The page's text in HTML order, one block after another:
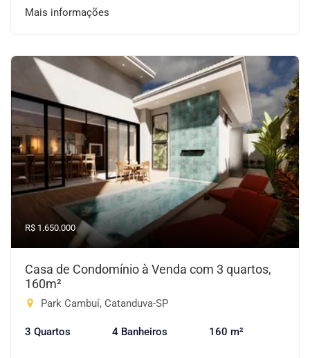
Mais informações
R$ 1.650.000
Casa de Condomínio à Venda com 3 quartos,
160m²
Park Cambuí, Catanduva-SP
3 Quartos 4 Banheiros 160 m²